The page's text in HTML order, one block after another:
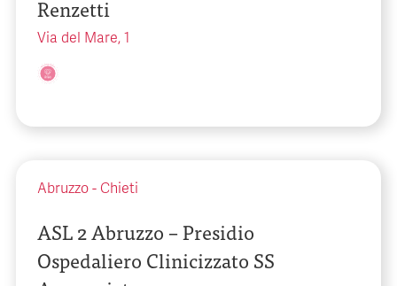
Renzetti
Via del Mare, 1
Abruzzo - Chieti
ASL 2 Abruzzo – Presidio
Ospedaliero Clinicizzato SS